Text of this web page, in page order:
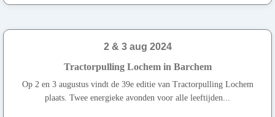
2 & 3 aug 2024
Tractorpulling Lochem in Barchem
Op 2 en 3 augustus vindt de 39e editie van Tractorpulling Lochem
plaats. Twee energieke avonden voor alle leeftijden...